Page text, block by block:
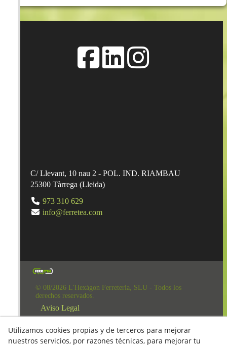
C/ Llevant, 10 nau 2 - POL. IND. RIAMBAU
25300 Tàrrega (Lleida)
973 310 629
info@ferretea.com
© 08/2026 L'Hexàgon Ferreteria, SLU - Todos los
derechos reservados.
Aviso Legal
Clausula Mail y Factura
Utilizamos cookies propias y de terceros para mejorar
nuestros servicios, por razones técnicas, para mejorar tu